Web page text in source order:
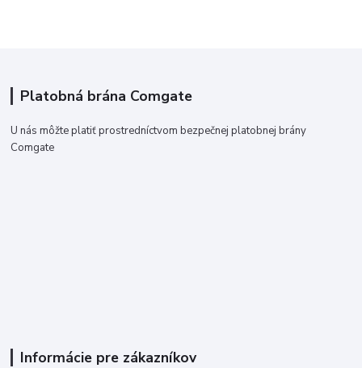
Platobná brána Comgate
U nás môžte platiť prostredníctvom bezpečnej platobnej brány
Comgate
Informácie pre zákazníkov